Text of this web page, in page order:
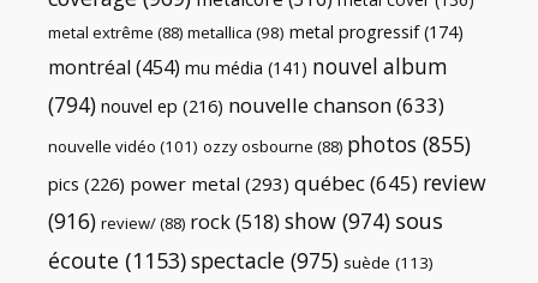
metal extrême (88) metallica (98) metal progressif(174)
montréal (454) mu média (141) nouvel album
(794) nouvel ep (216) nouvelle chanson(633)
nouvelle vidéo (101) ozzy osbourne (88) photos (855)
pics (226) power metal (293) québec(645) review
(916) review/(88) rock(518) show (974) sous
écoute (1153)spectacle (975) suède (113)